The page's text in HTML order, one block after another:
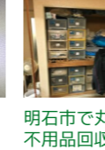
明石市で
不用品回